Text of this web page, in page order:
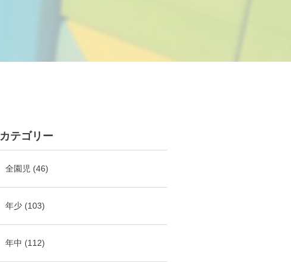
カテゴリー
全園児 (46)
年少(103)
年中 (112)